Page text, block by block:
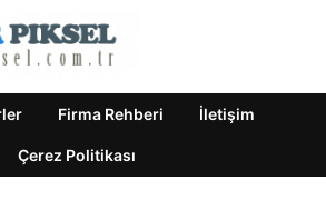
Firma Rehberi İletişim
Çerez Politikası